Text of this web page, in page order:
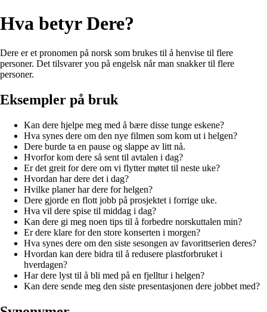
Hva betyr Dere?
Dere er et pronomen på norsk som brukes til å henvise til flere
personer. Det tilsvarer you på engelsk når man snakker til flere
personer.
Eksempler på bruk
Kan dere hjelpe meg med å bære disse tunge eskene?
Hva synes dere om den nye filmen som kom ut i helgen?
Dere burde ta en pause og slappe av litt nå.
Hvorfor kom dere så sent til avtalen i dag?
Er det greit for dere om vi flytter møtet til neste uke?
Hvordan har dere det i dag?
Hvilke planer har dere for helgen?
Dere gjorde en flott jobb på prosjektet i forrige uke.
Hva vil dere spise til middag i dag?
Kan dere gi meg noen tips til å forbedre norskuttalen min?
Er dere klare for den store konserten i morgen?
Hva synes dere om den siste sesongen av favorittserien deres?
Hvordan kan dere bidra til å redusere plastforbruket i
hverdagen?
Har dere lyst til å bli med på en fjelltur i helgen?
Kan dere sende meg den siste presentasjonen dere jobbet med?